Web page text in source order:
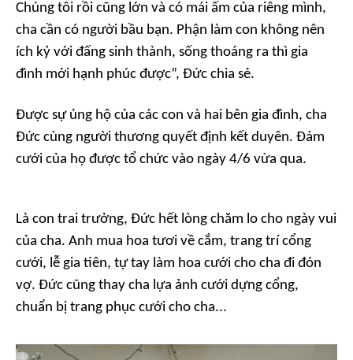
Chúng tôi rồi cũng lớn và có mái ấm của riêng mình,
cha cần có người bầu bạn. Phận làm con không nên
ích kỷ với đấng sinh thành, sống thoáng ra thì gia
đình mới hạnh phúc được”, Đức chia sẻ.
Được sự ủng hộ của các con và hai bên gia đình, cha
Đức cùng người thương quyết định kết duyên. Đám
cưới của họ được tổ chức vào ngày 4/6 vừa qua.
Là con trai trưởng, Đức hết lòng chăm lo cho ngày vui
của cha. Anh mua hoa tươi về cắm, trang trí cổng
cưới, lễ gia tiên, tự tay làm hoa cưới cho cha đi đón
vợ. Đức cũng thay cha lựa ảnh cưới dựng cổng,
chuẩn bị trang phục cưới cho cha...